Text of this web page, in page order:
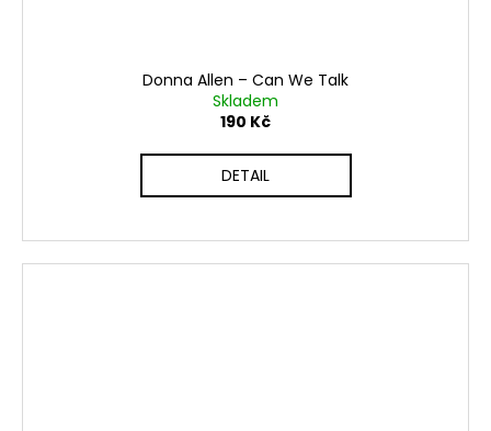
Donna Allen ‎– Can We Talk
Skladem
190 Kč
DETAIL